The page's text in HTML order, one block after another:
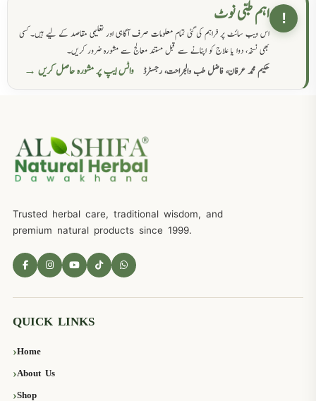
! اہم طبی نوٹ
اس ویب سائٹ پر فراہم کی گئی تمام معلومات صرف آگاہی اور تعلیمی مقاصد کے لیے ہیں۔ کسی
بھی نسخہ، دوا یا علاج کو اپنانے سے قبل مستند معالج سے مشورہ ضرور کریں۔
حکیم محمد عرفان، فاضل طب والجراحت، رجسٹرڈ
واٹس ایپ پر مشورہ حاصل کریں →
Trusted herbal care, traditional wisdom, and
premium natural products since 1999.
QUICK LINKS
Home
About Us
Shop